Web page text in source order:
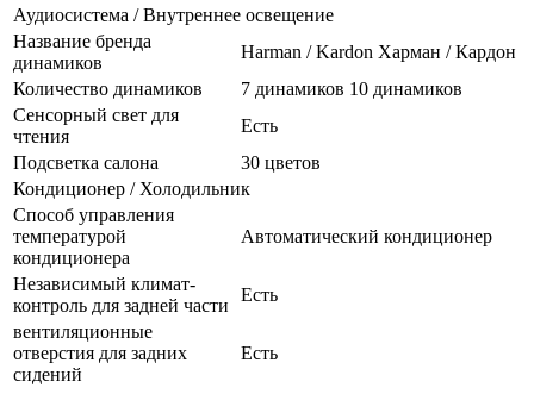
Аудиосистема / Внутреннее освещение
Название бренда
динамиков
Harman / Kardon Харман / Кардон
Количество динамиков
7 динамиков 10 динамиков
Сенсорный свет для
чтения
Есть
Подсветка салона
30 цветов
Кондиционер / Холодильник
Способ управления
температурой
кондиционера
Автоматический кондиционер
Независимый климат-
контроль для задней части
Есть
вентиляционные
отверстия для задних
сидений
Есть